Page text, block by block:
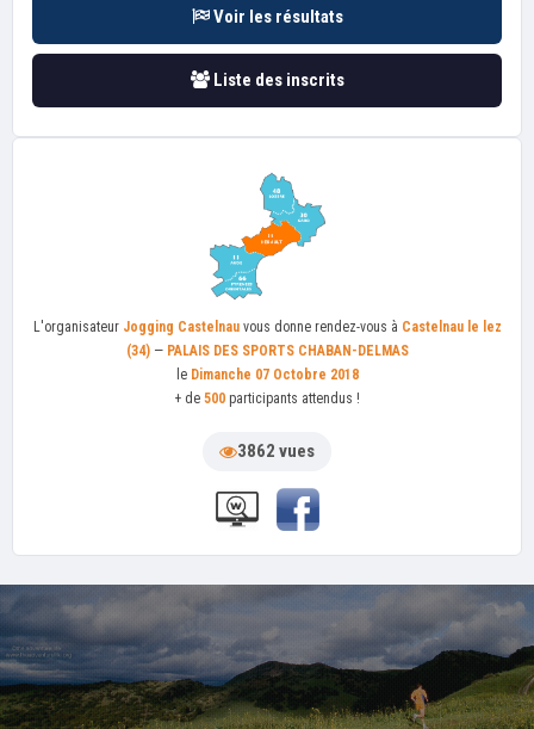
Voir les résultats
Liste des inscrits
L'organisateur Jogging Castelnau vous donne rendez-vous à Castelnau le lez
(34)— PALAIS DES SPORTS CHABAN-DELMAS
le Dimanche 07 Octobre 2018
+ de 500 participants attendus !
3862 vues